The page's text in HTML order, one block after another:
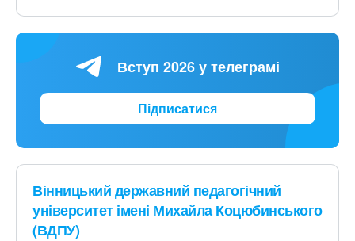
Вступ 2026 у телеграмі
Підписатися
Вінницький державний педагогічний
університет імені Михайла Коцюбинського
(ВДПУ)